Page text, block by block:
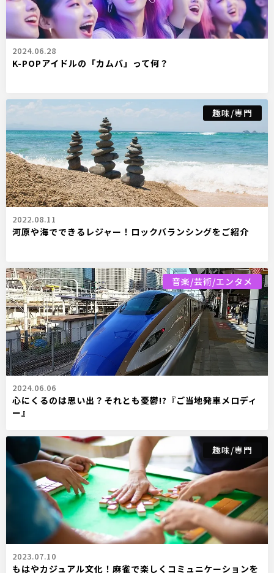
2024.06.28
K-POPアイドルの「カムバ」って何？
趣味/専門
2022.08.11
河原や海でできるレジャー！ロックバランシングをご紹介
音楽/芸術/エンタメ
2024.06.06
心にくるのは思い出？それとも憂鬱!?『ご当地発車メロディ
ー』
趣味/専門
2023.07.10
もはやカジュアル文化！麻雀で楽しくコミュニケーションを